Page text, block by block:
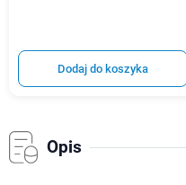
Dodaj do koszyka
Opis